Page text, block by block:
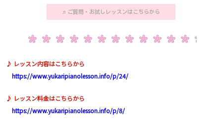
♬ご質問・お試しレッスンはこちらから
♪ レッスン内容はこちらから
https://www.yukaripianolesson.info/p/24/
♪ レッスン料金はこちらから
https://www.yukaripianolesson.info/p/8/